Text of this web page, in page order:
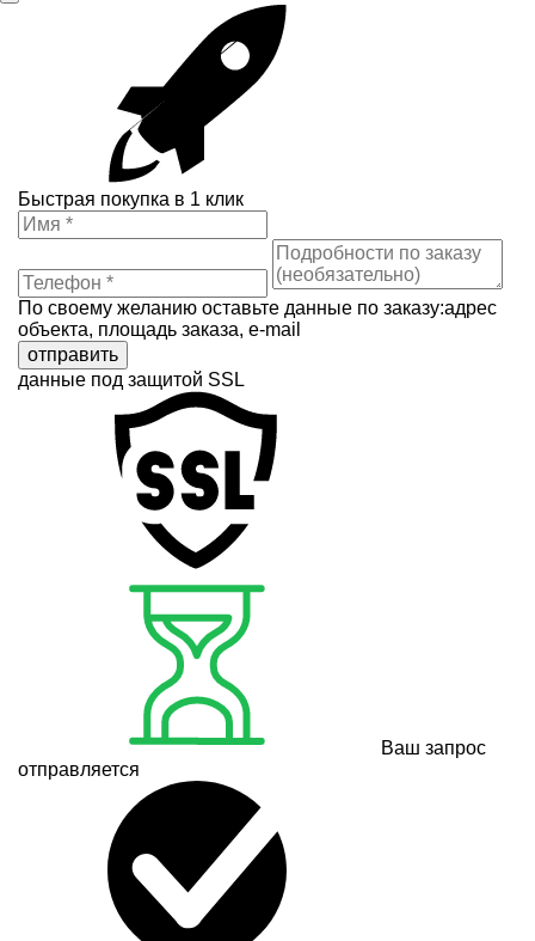
Быстрая покупка в 1 клик
По своему желанию оставьте данные по заказу:адрес
объекта, площадь заказа, e-mail
отправить
данные под защитой SSL
Ваш запрос
отправляется